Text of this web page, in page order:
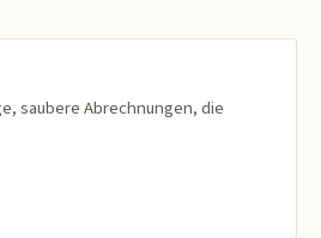
saubere Abrechnungen, die